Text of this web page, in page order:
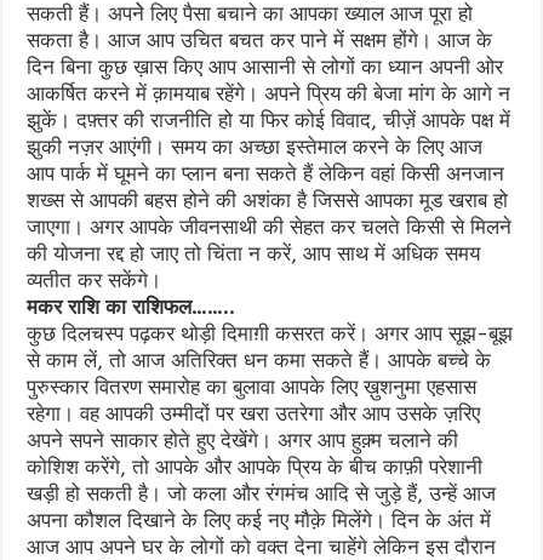
सकती हैं। अपनेे लिए पैसा बचाने का आपका ख्याल आज पूरा हो
सकता है। आज आप उचित बचत कर पाने में सक्षम होंगे। आज के
दिन बिना कुछ ख़ास किए आप आसानी से लोगों का ध्यान अपनी ओर
आकर्षित करने में क़ामयाब रहेंगे। अपने प्रिय की बेजा मांग के आगे न
झुकें। दफ़्तर की राजनीति हो या फिर कोई विवाद, चीज़ें आपके पक्ष में
झुकी नज़र आएंगी। समय का अच्छा इस्तेमाल करने के लिए आज
आप पार्क में घूमने का प्लान बना सकते हैं लेकिन वहां किसी अनजान
शख्स से आपकी बहस होने की अशंका है जिससे आपका मूड खराब हो
जाएगा। अगर आपके जीवनसाथी की सेहत कर चलते किसी से मिलने
की योजना रद्द हो जाए तो चिंता न करें, आप साथ में अधिक समय
व्यतीत कर सकेंगे।
मकर राशि का राशिफल……..
कुछ दिलचस्प पढ़कर थोड़ी दिमाग़ी कसरत करें। अगर आप सूझ-बूझ
से काम लें, तो आज अतिरिक्त धन कमा सकते हैं। आपके बच्चे के
पुरुस्कार वितरण समारोह का बुलावा आपके लिए ख़ुशनुमा एहसास
रहेगा। वह आपकी उम्मीदों पर खरा उतरेगा और आप उसके ज़रिए
अपने सपने साकार होते हुए देखेंगे। अगर आप हुक़्म चलाने की
कोशिश करेंगे, तो आपके और आपके प्रिय के बीच काफ़ी परेशानी
खड़ी हो सकती है। जो कला और रंगमंच आदि से जुड़े हैं, उन्हें आज
अपना कौशल दिखाने के लिए कई नए मौक़े मिलेंगे। दिन के अंत में
आज आप अपने घर के लोगों को वक्त देना चाहेंगे लेकिन इस दौरान